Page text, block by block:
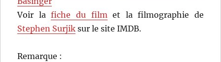
Voir lafiche du filmet la filmographie de
Stephen Surjik sur le site IMDB.
Remarque :